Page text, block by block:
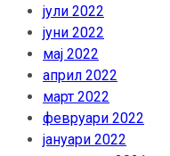
јули 2022
јуни 2022
мај 2022
април 2022
март 2022
февруари 2022
јануари 2022